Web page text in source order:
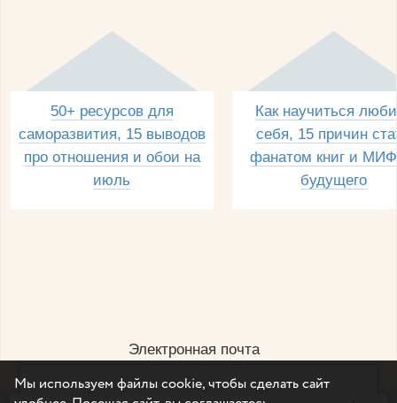
50+ ресурсов для
саморазвития, 15 выводов
про отношения и обои на
июль
Как научиться
себя, 15 причин
фанатом книг и
будущего
Электронная почта
Мы используем файлы cookie, чтобы сделать сайт